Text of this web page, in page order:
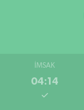
İMSAK
04:14